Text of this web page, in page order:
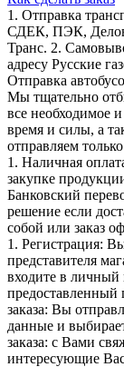
1. Отправка
СДЕК, ПЭК,
Транс. 2.
адресу Русские
Отправка
Мы тщательно
все необходимое
время и силы, а
отправляем
1. Наличная
закупке
Банковский
решение если
собой или заказ
1. Регистрация:
представителя
входите в личный
предоставленный
заказа: Вы
данные и
заказа: с Вами
интересующие Вас